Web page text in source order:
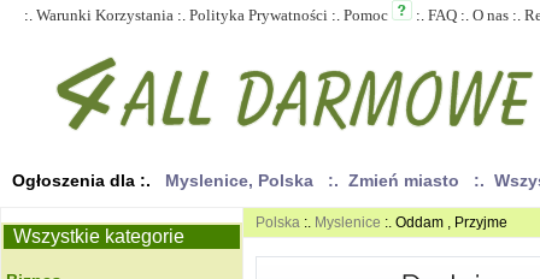
:. Warunki Korzystania :. Polityka Prywatności :. Pomoc :. FAQ :. O nas :.
Ogłoszenia dla :. Myslenice, Polska :. Zmień miasto :.
Wszystkie kategorie
Polska :. Myslenice :. Oddam , Przyjme